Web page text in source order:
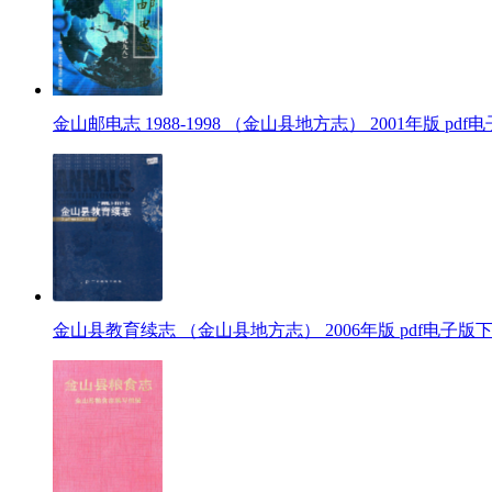
金山邮电志 1988-1998 （金山县地方志） 2001年版 pdf电
金山县教育续志 （金山县地方志） 2006年版 pdf电子版